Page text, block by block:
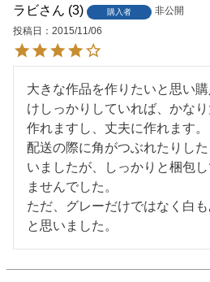
ラビ 3 購入者
非公開
投稿日
2015/11/06
大きな作品を作りたいと思い
けしっかりしていれば、かな
作れますし、丈夫に作れます
配送の際に角がつぶれたりし
いましたが、しっかりと梱包
ませんでした。
ただ、グレーだけではなく白
と思いました。